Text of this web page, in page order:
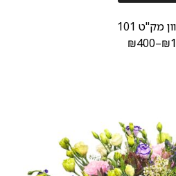
מק"ט 101
₪
–
₪400